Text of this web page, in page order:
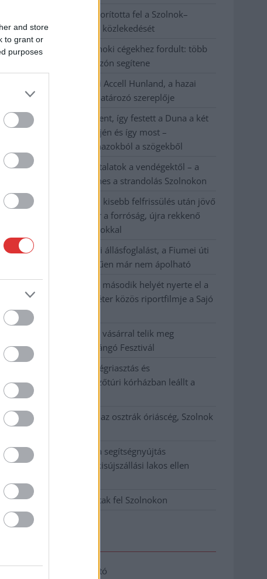
and store
to grant or
purposes
Váratlan fennakadás borította fel a Szolnok–
Kecskemét vasútvonal közlekedését
A polgármester a szolnoki cégekhez fordult: több
száz elbocsátott dolgozón segítene
Csődbe ment a tószegi Accell Hunland, a hazai
kerékpárgyártás meghatározó szereplője
Egyszer fent, egyszer lent, így festett a Duna a két
évvel ezelőtti árvíz idején és így most –
fotógyűjtemény ugyanazokból a szögekből
Ilyenek eddig a tapasztalatok a vendégektől – a
hőhullám miatt ingyenes a strandolás Szolnokon
Nem biztató: a hétvégi kisebb felfrissülés után jövő
héten megint visszatér a forróság, újra rekkenő
hőség jön, akár 38 fokokkal
Közzétették a szakértői állásfoglalást, a Fiumei úti
fák többsége szakszerűen már nem ápolható
A MÚOSZ sajtódíjának második helyét nyerte el a
Borsod24 és a Paraméter közös riportfilmje a Sajó
szennyezéséről
Tánccal, zeneszóval és vásárral telik meg
Jászberény, indul a Csángó Fesztivál
Meghosszabbított hőségriasztás és
vízkorlátozások, a mezőtúri kórházban leállt a
klíma
Átszervezi működését az osztrák óriáscég, Szolnok
is érintett
Tragédiába torkollott a segítségnyújtás
elmulasztása, három kisújszállási lakos ellen
Hatalmas lángok csaptak fel Szolnokon
Adatkezelési tájékoztató